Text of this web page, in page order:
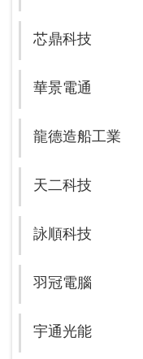
芯鼎科技
華景電通
龍德造船工業
天二科技
詠順科技
羽冠電腦
宇通光能